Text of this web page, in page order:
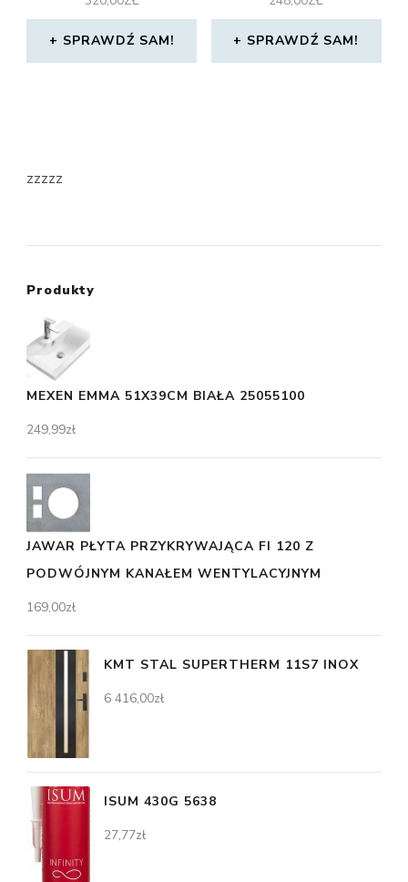
SPRAWDŹ SAM! SPRAWDŹ SAM!
zzzzz
Produkty
MEXEN EMMA 51X39CM BIAŁA 25055100
249,99zł
JAWAR PŁYTA PRZYKRYWAJĄCA FI 120 Z
PODWÓJNYM KANAŁEM WENTYLACYJNYM
169,00zł
KMT STAL SUPERTHERM 11S7 INOX
6 416,00zł
ISUM 430G 5638
27,77zł